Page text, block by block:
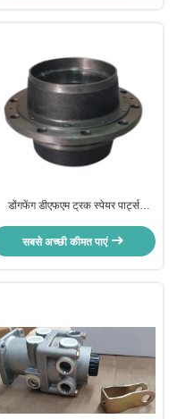
डोंगफेंग डीएफएम ट्रक स्पेयर पार्ट्स
सबसे अच्छी कीमत पाएं